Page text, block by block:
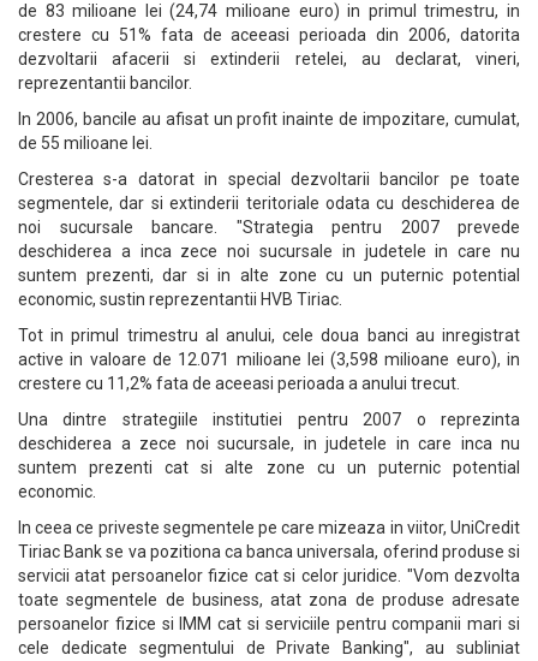
de 83 milioane lei (24,74 milioane euro) in primul trimestru, in
crestere cu 51% fata de aceeasi perioada din 2006, datorita
dezvoltarii afacerii si extinderii retelei, au declarat, vineri,
reprezentantii bancilor.
In 2006, bancile au afisat un profit inainte de impozitare, cumulat,
de 55 milioane lei.
Cresterea s-a datorat in special dezvoltarii bancilor pe toate
segmentele, dar si extinderii teritoriale odata cu deschiderea de
noi sucursale bancare. "Strategia pentru 2007 prevede
deschiderea a inca zece noi sucursale in judetele in care nu
suntem prezenti, dar si in alte zone cu un puternic potential
economic, sustin reprezentantii HVB Tiriac.
Tot in primul trimestru al anului, cele doua banci au inregistrat
active in valoare de 12.071 milioane lei (3,598 milioane euro), in
crestere cu 11,2% fata de aceeasi perioada a anului trecut.
Una dintre strategiile institutiei pentru 2007 o reprezinta
deschiderea a zece noi sucursale, in judetele in care inca nu
suntem prezenti cat si alte zone cu un puternic potential
economic.
In ceea ce priveste segmentele pe care mizeaza in viitor, UniCredit
Tiriac Bank se va pozitiona ca banca universala, oferind produse si
servicii atat persoanelor fizice cat si celor juridice. "Vom dezvolta
toate segmentele de business, atat zona de produse adresate
persoanelor fizice si IMM cat si serviciile pentru companii mari si
cele dedicate segmentului de Private Banking", au subliniat